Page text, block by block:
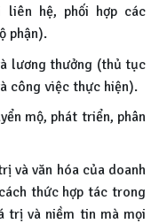
liên hệ, phối hợp các
phận).
lương thưởng (thủ tục
công việc thực hiện).
mộ, phát triển, phân
và văn hóa của doanh
thức hợp tác trong
trị và niềm tin mà mọi